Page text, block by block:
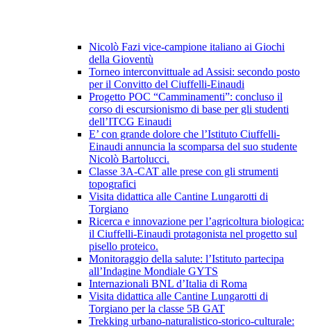
Nicolò Fazi vice-campione italiano ai Giochi
della Gioventù
Torneo interconvittuale ad Assisi: secondo posto
per il Convitto del Ciuffelli-Einaudi
Progetto POC “Camminamenti”: concluso il
corso di escursionismo di base per gli studenti
dell’ITCG Einaudi
E’ con grande dolore che l’Istituto Ciuffelli-
Einaudi annuncia la scomparsa del suo studente
Nicolò Bartolucci.
Classe 3A-CAT alle prese con gli strumenti
topografici
Visita didattica alle Cantine Lungarotti di
Torgiano
Ricerca e innovazione per l’agricoltura biologica:
il Ciuffelli-Einaudi protagonista nel progetto sul
pisello proteico.
Monitoraggio della salute: l’Istituto partecipa
all’Indagine Mondiale GYTS
Internazionali BNL d’Italia di Roma
Visita didattica alle Cantine Lungarotti di
Torgiano per la classe 5B GAT
Trekking urbano-naturalistico-storico-culturale: